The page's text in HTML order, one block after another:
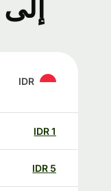
إلى VUV اليوم
IDR
IDR
IDR